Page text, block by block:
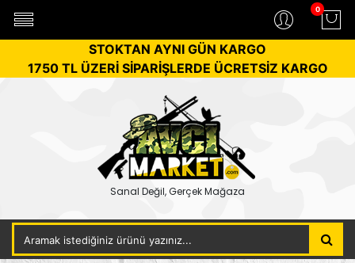
0
STOKTAN AYNI GÜN KARGO
1750 TL ÜZERİ SİPARİŞLERDE ÜCRETSİZ KARGO
Sanal Değil, Gerçek Mağaza